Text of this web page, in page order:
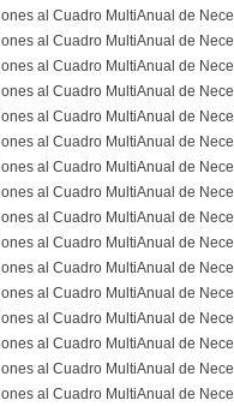
al Cuadro MultiAnual de
al Cuadro MultiAnual de
al Cuadro MultiAnual de
al Cuadro MultiAnual de
al Cuadro MultiAnual de
al Cuadro MultiAnual de
al Cuadro MultiAnual de
al Cuadro MultiAnual de
al Cuadro MultiAnual de
al Cuadro MultiAnual de
al Cuadro MultiAnual de
al Cuadro MultiAnual de
al Cuadro MultiAnual de
al Cuadro MultiAnual de
al Cuadro MultiAnual de
al Cuadro MultiAnual de